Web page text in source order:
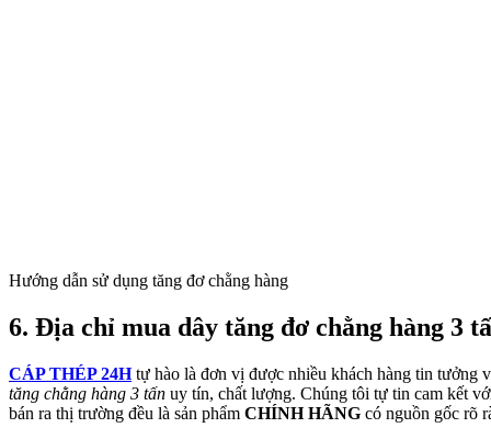
Hướng dẫn sử dụng tăng đơ chằng hàng
6. Địa chỉ mua dây tăng đơ chằng hàng 3
CÁP THÉP 24Htự hào là đơn vị được nhiều khách hàng tin tưởng
tăng chằng hàng 3 tấn uy tín, chất lượng. Chúng tôi tự tin cam kết
bán ra thị trường đều là sản phẩm CHÍNH HÃNG có nguồn gốc rõ